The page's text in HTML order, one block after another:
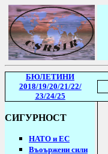
БЮЛЕТИНИ
2018/19/20/21/22/
23/24/25
СИГУРНОСТ
НАТО и ЕС
Въоържени сили